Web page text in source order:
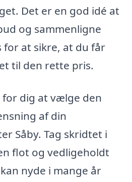
Det er en god idé at
og sammenligne
for at sikre, at du får
til den rette pris.
dig at vælge den
af din
Såby. Tag skridtet i
flot og vedligeholdt
nyde i mange år